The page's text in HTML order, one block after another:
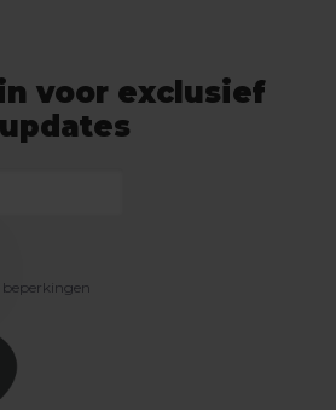
voor exclusief
beperkingen